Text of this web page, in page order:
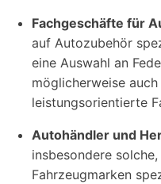
Fachgeschäfte für
auf Autozubehör
eine Auswahl an
möglicherweise
leistungsorientierte
Autohändler und
insbesondere
Fahrzeugmarken